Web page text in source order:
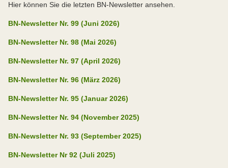
Hier können Sie die letzten BN-Newsletter ansehen.
BN-Newsletter Nr. 99 (Juni 2026)
BN-Newsletter Nr. 98 (Mai 2026)
BN-Newsletter Nr. 97 (April 2026)
BN-Newsletter Nr. 96 (März 2026)
BN-Newsletter Nr. 95 (Januar 2026)
BN-Newsletter Nr. 94 (November 2025)
BN-Newsletter Nr. 93 (September 2025)
BN-Newsletter Nr 92 (Juli 2025)